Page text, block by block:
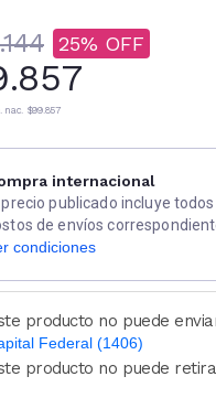
25
nac. $99.857
internacional
precio publicado incluye
de envíos
condiciones
producto no puede
Federal (1406)
código postal (sólo
producto no puede